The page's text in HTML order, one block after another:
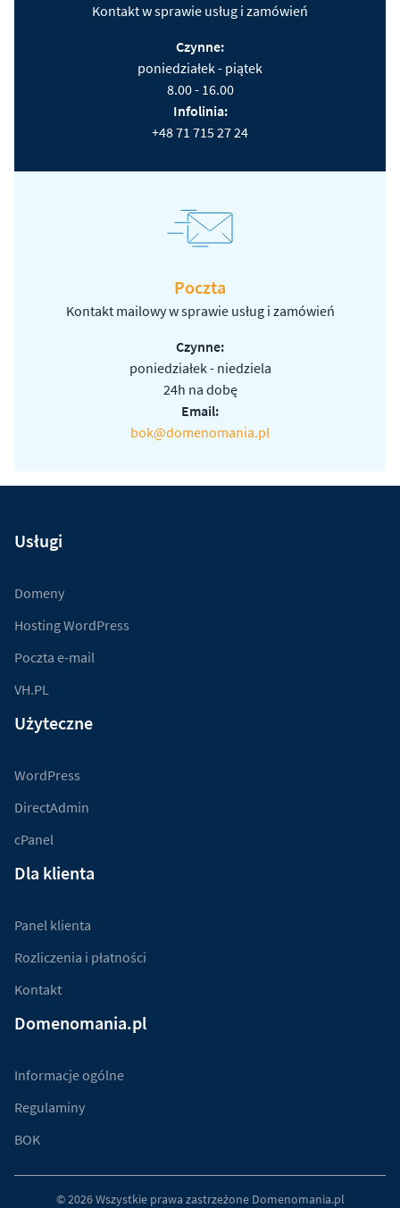
Kontakt w sprawie usług i zamówień
Czynne:
poniedziałek - piątek
8.00 - 16.00
Infolinia:
+48 71 715 27 24
Poczta
Kontakt mailowy w sprawie usług i zamówień
Czynne:
poniedziałek - niedziela
24h na dobę
Email:
bok@domenomania.pl
Usługi
Domeny
Hosting WordPress
Poczta e-mail
VH.PL
Użyteczne
WordPress
DirectAdmin
cPanel
Dla klienta
Panel klienta
Rozliczenia i płatności
Kontakt
Domenomania.pl
Informacje ogólne
Regulaminy
BOK
© 2026 Wszystkie prawa zastrzeżone Domenomania.pl